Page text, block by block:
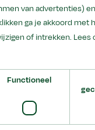
van advertenties)
ga je akkoord met
of intrekken. Lees
Functioneel